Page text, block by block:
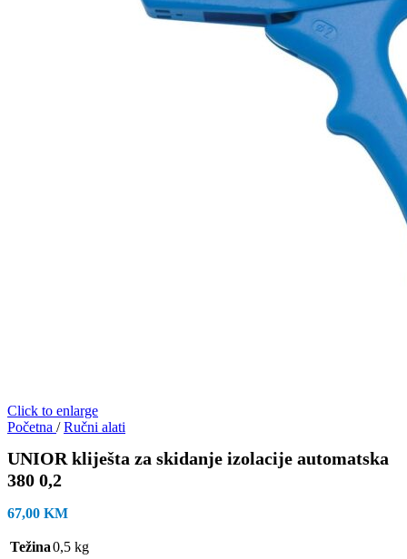
Click to enlarge
Početna / Ručni alati
UNIOR kliješta za skidanje izolacije automatska
380 0,2
67,00 KM
Težina0,5 kg